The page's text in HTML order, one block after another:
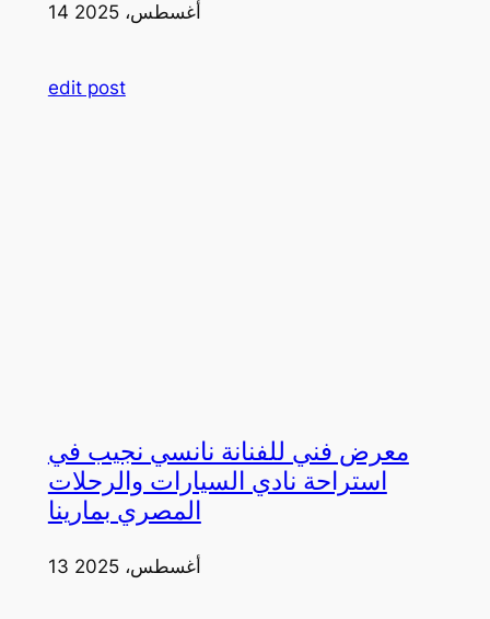
14 أغسطس، 2025
edit post
معرض فني للفنانة نانسي نجيب في
استراحة نادي السيارات والرحلات
المصري بمارينا
13 أغسطس، 2025